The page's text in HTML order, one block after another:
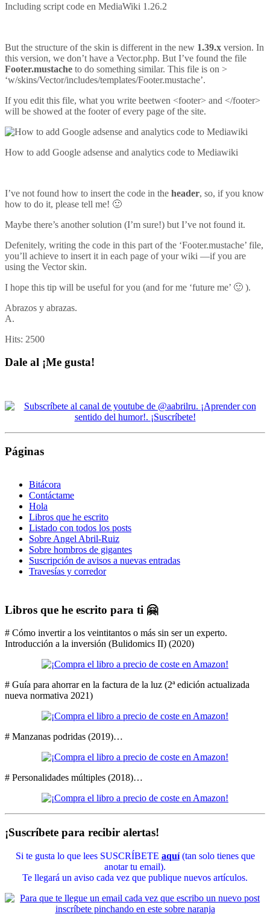
Including script code en MediaWiki 1.26.2
But the structure of the skin is different in the new 1.39.x version. In
this version, we don’t have a Vector.php. But I’ve found the file
Footer.mustache to do something similar. This file is on >
‘w/skins/Vector/includes/templates/Footer.mustache’.
If you edit this file, what you write beetwen <footer> and </footer>
will be showed at the footer of every page of the site.
How to add Google adsense and analytics code to Mediawiki
I’ve not found how to insert the code in the header, so, if you know
how to do it, please tell me! 🙂
Maybe there’s another solution (I’m sure!) but I’ve not found it.
Defenitely, writing the code in this part of the ‘Footer.mustache’ file,
you’ll achieve to insert it in each page of your wiki —if you are
using the Vector skin.
I hope this tip will be useful for you (and for me ‘future me’ 🙂 ).
Abrazos y abrazas.
A.
Hits: 2500
Dale al ¡Me gusta!
Páginas
Bitácora
Contáctame
Hola
Libros que he escrito
Listado con todos los posts
Sobre Angel Abril-Ruiz
Sobre hombros de gigantes
Suscripción de avisos a nuevas entradas
Travesías y corredor
Libros que he escrito para ti 🤗
# Cómo invertir a los veintitantos o más sin ser un experto.
Introducción a la inversión (Bulidomics II) (2020)
# Guía para ahorrar en la factura de la luz (2ª edición actualizada
nueva normativa 2021)
# Manzanas podridas (2019)…
# Personalidades múltiples (2018)…
¡Suscríbete para recibir alertas!
Si te gusta lo que lees SUSCRÍBETE aquí(tan solo tienes que
anotar tu email).
Te llegará un aviso cada vez que publique nuevos artículos.